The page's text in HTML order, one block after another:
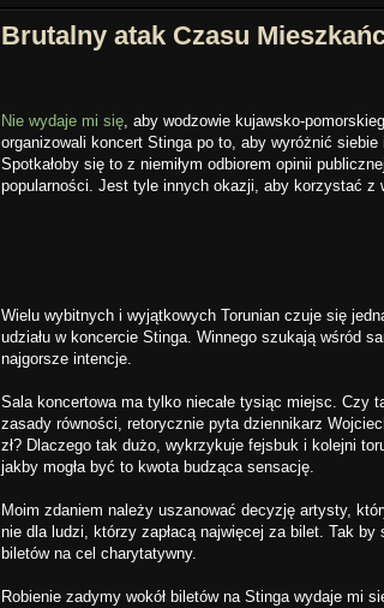
Brutalny atak Czasu
Nie wydaje mi się, aby wodzowie kujawsko-
organizowali koncert Stinga po to, aby wyróżnić
Spotkałoby się to z niemiłym odbiorem opinii
popularności. Jest tyle innych okazji, aby korzystać z
Wielu wybitnych i wyjątkowych Torunian czuje się
udziału w koncercie Stinga. Winnego szukają wśród
najgorsze intencje.
Sala koncertowa ma tylko niecałe tysiąc miejsc. Czy
zasady równości, retorycznie pyta dziennikarz
zł? Dlaczego tak dużo, wykrzykuje fejsbuk i kolejni
jakby mogła być to kwota budząca sensację.
Moim zdaniem należy uszanować decyzję artysty,
nie dla ludzi, którzy zapłacą najwięcej za bilet. Tak by
biletów na cel charytatywny.
Robienie zadymy wokół biletów na Stinga wydaje mi